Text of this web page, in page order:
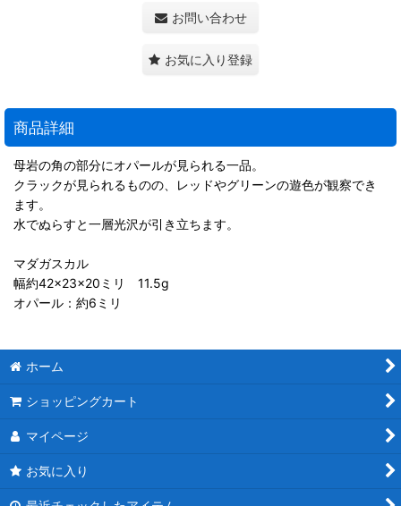
お問い合わせ
お気に入り登録
商品詳細
母岩の角の部分にオパールが見られる一品。
クラックが見られるものの、レッドやグリーンの遊色が観察でき
ます。
水でぬらすと一層光沢が引き立ちます。
マダガスカル
幅約42×23×20ミリ 11.5g
オパール：約6ミリ
ホーム
ショッピングカート
マイページ
お気に入り